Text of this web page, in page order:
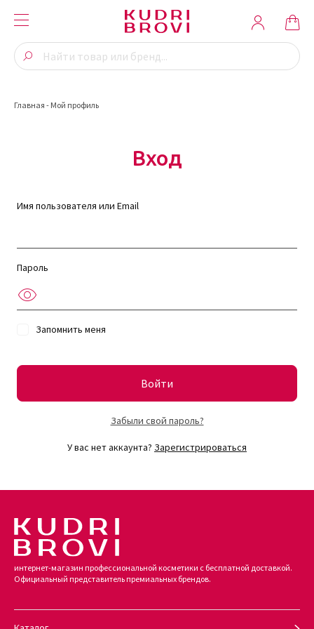
Главная - Мой профиль
Вход
Имя пользователя или Email
Пароль
Запомнить меня
Войти
Забыли свой пароль?
У вас нет аккаунта? Зарегистрироваться
интернет-магазин профессиональной косметики с бесплатной доставкой.
Официальный представитель премиальных брендов.